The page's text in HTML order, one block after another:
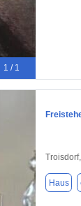
1 / 1
Haus